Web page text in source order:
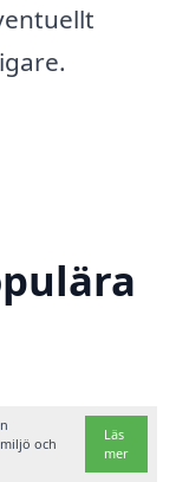
och
Läs
mer